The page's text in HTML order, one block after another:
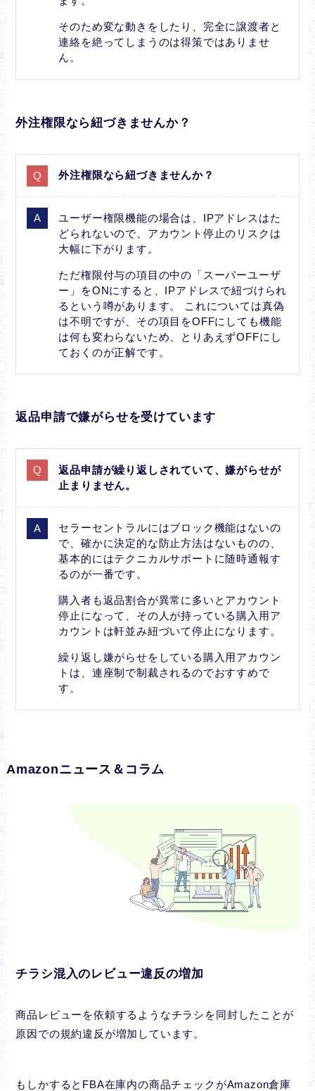
そのため変な動きをしたり、完全に譲渡者と
連絡を絶ってしまうのは得策ではありませ
ん。
外注権限なら紐づきませんか？
外注権限なら紐づきませんか？
ユーザー権限機能の場合は、IPアドレスはた
どられないので、アカウント停止のリスクは
大幅に下がります。
ただ権限付与の項目の中の「スーパーユーザ
ー」をONにすると、IPアドレスで紐づけられ
るという噂があります。 これについては真偽
は不明ですが、その項目をOFFにしても機能
は何も変わらないため、とりあえずOFFにし
ておくのが正解です。
返品申請で嫌がらせを受けています
返品申請が繰り返しされていて、嫌がらせが
止まりません。
セラーセントラルにはブロック機能はないの
で、確かに決定的な防止方法はないものの、
基本的にはテクニカルサポートに随時通報す
るのが一番です。
購入者も返品割合が異常に多いとアカウント
停止になって、その人が持っている購入用ア
カウントは軒並み紐づいて停止になります。
繰り返し嫌がらせをしている購入用アカウン
トは、連座制で制裁されるのでおすすめで
す。
Amazonニュース＆コラム
チラシ混入のレビュー違反の増加
商品レビューを依頼するようなチラシを同封したことが
原因での規約違反が増加しています。
もしかするとFBA在庫内の商品チェックがAmazon倉庫